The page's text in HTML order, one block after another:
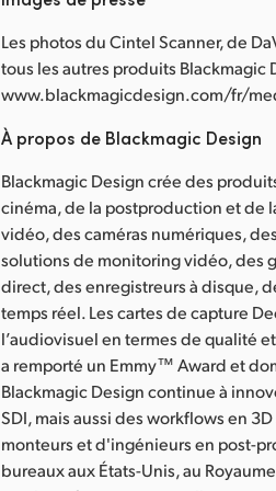
Les photos du Cintel Scanner, de
tous les autres produits
www.blackmagicdesign.com/fr/
À propos de Blackmagic Design
Blackmagic Design crée des
cinéma, de la postproduction et de
vidéo, des caméras numériques,
solutions de monitoring vidéo, des
direct, des enregistreurs à disque,
temps réel. Les cartes de capture
l’audiovisuel en termes de qualité
a remporté un Emmy™ Award et
Blackmagic Design continue à
SDI, mais aussi des workflows en
monteurs et d'ingénieurs en post-
bureaux aux États-Unis, au